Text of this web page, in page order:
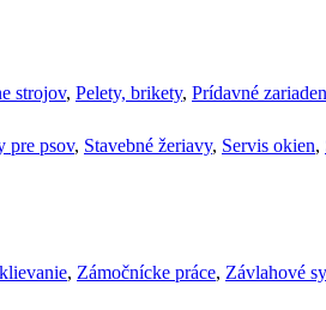
strojov, Pelety, brikety, Prídavné
pre psov, Stavebné žeriavy, Servis okien,
, Zámočnícke práce, Závlahové